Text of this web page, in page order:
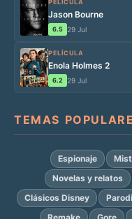
PELÍCULA
Jason Bourne
6.5 29 Jul
PELÍCULA
Enola Holmes 2
6.2 29 Jul
TEMAS
Espionaje
Novelas y relatos
Clásicos Disney